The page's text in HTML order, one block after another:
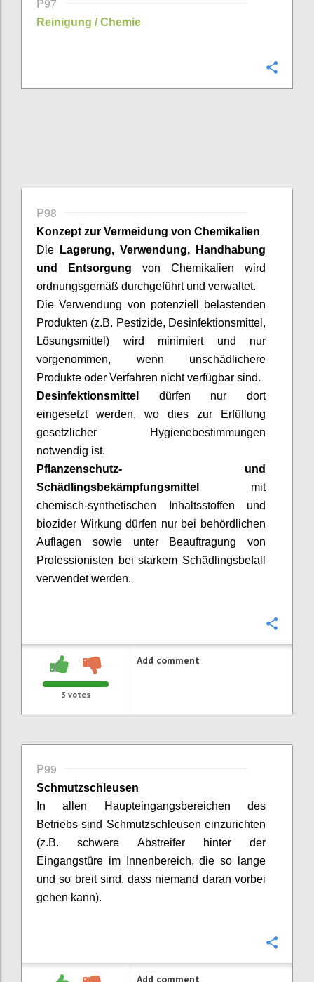
Reinigung / Chemie
P98
Konzept zur Vermeidung von Chemikalien
Die
Lagerung, Verwendung, Handhabung
und Entsorgung von Chemikalien wird
ordnungsgemäß durchgeführt und verwaltet.
Die Verwendung von potenziell belastenden
Produkten (z.B. Pestizide, Desinfektionsmittel,
Lösungsmittel) wird minimiert und nur
vorgenommen, wenn unschädlichere
Produkte oder Verfahren nicht verfügbar sind.
Desinfektionsmittel
dürfen nur dort
eingesetzt werden, wo dies zur Erfüllung
gesetzlicher Hygienebestimmungen
notwendig ist.
Pflanzenschutz- und
Schädlingsbekämpfungsmittel
mit
chemisch-synthetischen Inhaltsstoffen und
biozider Wirkung dürfen nur bei behördlichen
Auflagen sowie unter Beauftragung von
Professionisten bei starkem Schädlingsbefall
verwendet werden.
3 votes
Add comment
P99
Schmutzschleusen
In allen Haupteingangsbereichen des
Betriebs sind Schmutzschleusen einzurichten
(z.B. schwere Abstreiferhinter der
Eingangstüre im Innenbereich, die so lange
und so breit sind, dass niemand daran vorbei
gehen kann).
Add comment